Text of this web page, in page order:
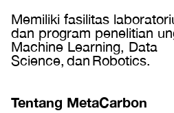
Memiliki fasilitas
dan program penelitian
Machine Learning, Data
Science, dan Robotics.
Tentang MetaCarbon